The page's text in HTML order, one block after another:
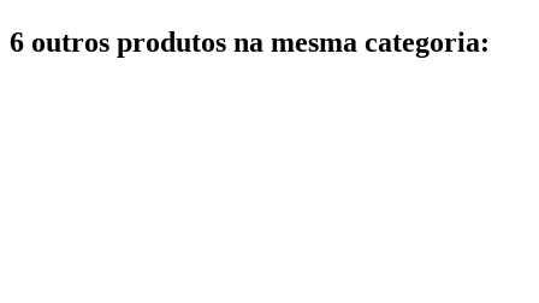
6 outros produtos na mesma categoria: